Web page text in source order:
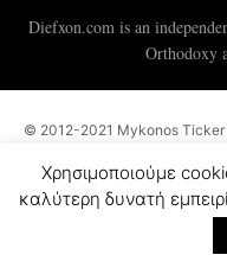
Diefxon.com is an
Orthodoxy
© 2012-2021 Mykonos Ticker
Χρησιμοποιούμε
καλύτερη δυνατή